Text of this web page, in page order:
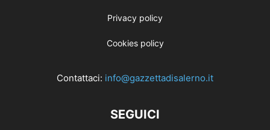
Privacy policy
Cookies policy
Contattaci: info@gazzettadisalerno.it
SEGUICI